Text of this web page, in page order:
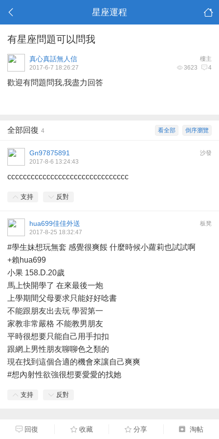
星座運程
有星座問題可以問我
樓主
真心真話無人信
3623 4
2017-6-7 18:26:27
歡迎有問題問我,我盡力回答
倒序瀏覽
看全部
全部回復 4
沙發
Gn97875891
2017-8-6 13:24:43
ccccccccccccccccccccccccccccccc
支持 反對
板凳
hua699佳佳外送
2017-8-25 18:32:47
#學生妹想玩無套 感覺很爽餒 什麼時候小蘿莉也試試啊
+賴hua699
小果 158.D.20歲
馬上快開學了 在來最後一炮
上學期間父母要求只能好好唸書
不能跟朋友出去玩 學習第一
家教非常嚴格 不能教男朋友
平時很想要只能自己用手扣扣
跟網上男性朋友聊聊色之類的
現在找到這個合適的機會來讓自己爽爽
#想內射性欲強很想要愛愛的找她
支持 反對
回復 收藏 分享 淘帖